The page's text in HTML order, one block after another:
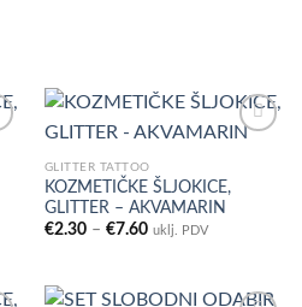
Add to
Wishlist
GLITTER TATTOO
KOZMETIČKE ŠLJOKICE,
GLITTER – AKVAMARIN
€2.30 – €7.60Raspon
do
uklj. PDV